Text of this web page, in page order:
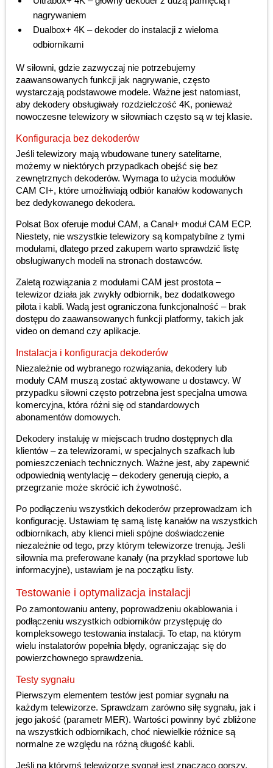
nagrywaniem
Dualbox+ 4K – dekoder do instalacji z wieloma
odbiornikami
W siłowni, gdzie zazwyczaj nie potrzebujemy
zaawansowanych funkcji jak nagrywanie, często
wystarczają podstawowe modele. Ważne jest natomiast,
aby dekodery obsługiwały rozdzielczość 4K, ponieważ
nowoczesne telewizory w siłowniach często są w tej klasie.
Konfiguracja bez dekoderów
Jeśli telewizory mają wbudowane tunery satelitarne,
możemy w niektórych przypadkach obejść się bez
zewnętrznych dekoderów. Wymaga to użycia modułów
CAM CI+, które umożliwiają odbiór kanałów kodowanych
bez dedykowanego dekodera.
Polsat Box oferuje moduł CAM, a Canal+ moduł CAM ECP.
Niestety, nie wszystkie telewizory są kompatybilne z tymi
modułami, dlatego przed zakupem warto sprawdzić listę
obsługiwanych modeli na stronach dostawców.
Zaletą rozwiązania z modułami CAM jest prostota –
telewizor działa jak zwykły odbiornik, bez dodatkowego
pilota i kabli. Wadą jest ograniczona funkcjonalność – brak
dostępu do zaawansowanych funkcji platformy, takich jak
video on demand czy aplikacje.
Instalacja i konfiguracja dekoderów
Niezależnie od wybranego rozwiązania, dekodery lub
moduły CAM muszą zostać aktywowane u dostawcy. W
przypadku siłowni często potrzebna jest specjalna umowa
komercyjna, która różni się od standardowych
abonamentów domowych.
Dekodery instaluję w miejscach trudno dostępnych dla
klientów – za telewizorami, w specjalnych szafkach lub
pomieszczeniach technicznych. Ważne jest, aby zapewnić
odpowiednią wentylację – dekodery generują ciepło, a
przegrzanie może skrócić ich żywotność.
Po podłączeniu wszystkich dekoderów przeprowadzam ich
konfigurację. Ustawiam tę samą listę kanałów na wszystkich
odbiornikach, aby klienci mieli spójne doświadczenie
niezależnie od tego, przy którym telewizorze trenują. Jeśli
siłownia ma preferowane kanały (na przykład sportowe lub
informacyjne), ustawiam je na początku listy.
Testowanie i optymalizacja instalacji
Po zamontowaniu anteny, poprowadzeniu okablowania i
podłączeniu wszystkich odbiorników przystępuję do
kompleksowego testowania instalacji. To etap, na którym
wielu instalatorów popełnia błędy, ograniczając się do
powierzchownego sprawdzenia.
Testy sygnału
Pierwszym elementem testów jest pomiar sygnału na
każdym telewizorze. Sprawdzam zarówno siłę sygnału, jak i
jego jakość (parametr MER). Wartości powinny być zbliżone
na wszystkich odbiornikach, choć niewielkie różnice są
normalne ze względu na różną długość kabli.
Jeśli na którymś telewizorze sygnał jest znacząco gorszy,